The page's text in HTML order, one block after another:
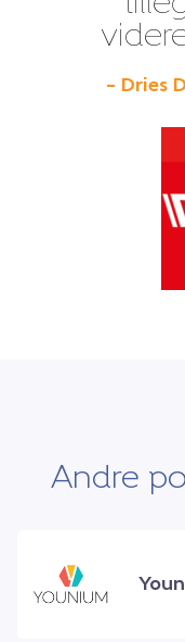
– Dries
Andre